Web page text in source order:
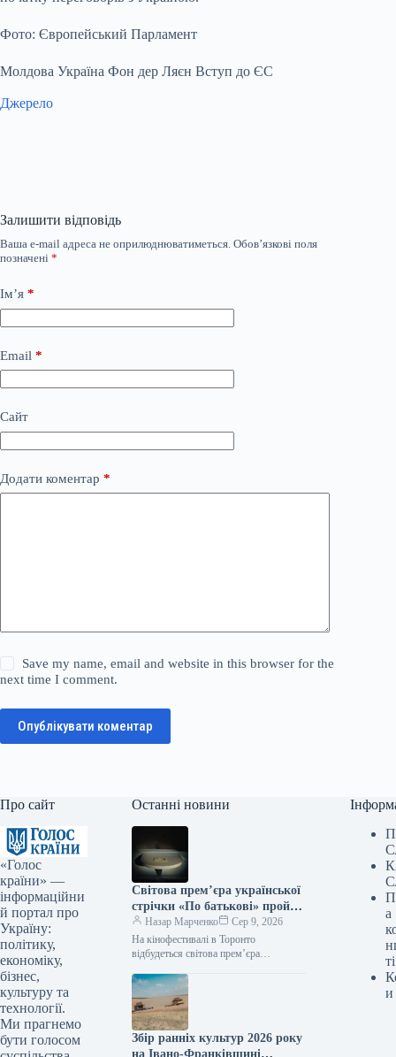
Фото: Європейський Парламент
Молдова Україна Фон дер Ляєн Вступ до ЄС
Джерело
Залишити відповідь
Ваша e-mail адреса не оприлюднюватиметься. Обов’язкові поля
позначені *
Ім’я *
Email *
Сайт
Додати коментар *
Save my name, email and website in this browser for the
next time I comment.
Опублікувати коментар
Про сайт
«Голос
країни» —
інформаційни
й портал про
Україну:
політику,
економіку,
бізнес,
культуру та
технології.
Ми прагнемо
бути голосом
Останні новини
Світова прем’єра української
стрічки «По батькові» пройде
на кінофестивалі в Торонто.
Назар Марченко
Сер 9, 2026
На кінофестивалі в Торонто
відбудеться світова прем’єра
09.08.2026 09:28 Укрінформ На 51-му
міжнародному кінофестивалі у
Торонто…
Збір ранніх культур 2026 року
на Івано-Франківщині
а
ті
и